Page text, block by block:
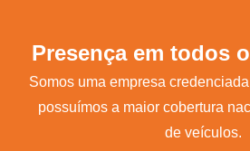
Presença em todos
Somos uma empresa
possuímos a maior cobertura
de veículos.